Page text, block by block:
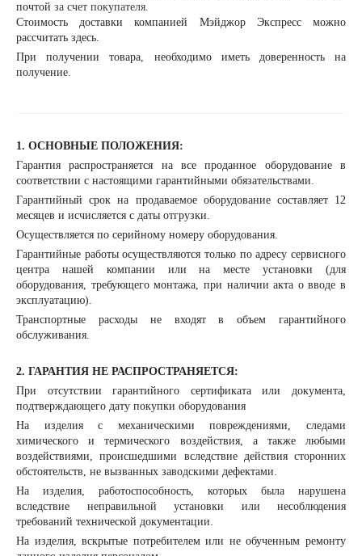
почтой за счет покупателя.
Стоимость доставки компанией Мэйджор Экспресс можно
рассчитать здесь.
При получении товара, необходимо иметь доверенность на
получение.
1. ОСНОВНЫЕ ПОЛОЖЕНИЯ:
Гарантия распространяется на все проданное оборудование в
соответствии с настоящими гарантийными обязательствами.
Гарантийный срок на продаваемое оборудование составляет 12
месяцев и исчисляется с даты отгрузки.
Осуществляется по серийному номеру оборудования.
Гарантийные работы осуществляются только по адресу сервисного
центра нашей компании или на месте установки (для
оборудования, требующего монтажа, при наличии акта о вводе в
эксплуатацию).
Транспортные расходы не входят в объем гарантийного
обслуживания.
2. ГАРАНТИЯ НЕ РАСПРОСТРАНЯЕТСЯ:
При отсутствии гарантийного сертификата или документа,
подтверждающего дату покупки оборудования
На изделия с механическими повреждениями, следами
химического и термического воздействия, а также любыми
воздействиями, происшедшими вследствие действия сторонних
обстоятельств, не вызванных заводскими дефектами.
На изделия, работоспособность, которых была нарушена
вследствие неправильной установки или несоблюдения
требований технической документации.
На изделия, вскрытые потребителем или не обученным ремонту